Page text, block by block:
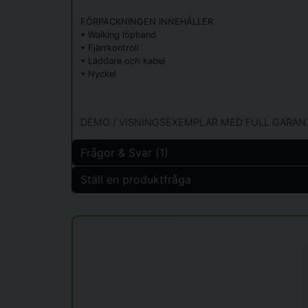
FÖRPACKNINGEN INNEHÅLLER
• Walking löpband
• Fjärrkontroll
• Laddare och kabel
• Nyckel
DEMO / VISNINGSEXEMPLAR MED FULL
Frågor & Svar (1)
Hur bred är ytan man går på?
Ställ en produktfråga
Fråga oss något om denna produkten...